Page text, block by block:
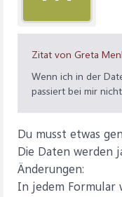
Zitat von Greta
Wenn ich in der
passiert bei mir
Du musst etwas
Die Daten werden
Änderungen:
In jedem Formular